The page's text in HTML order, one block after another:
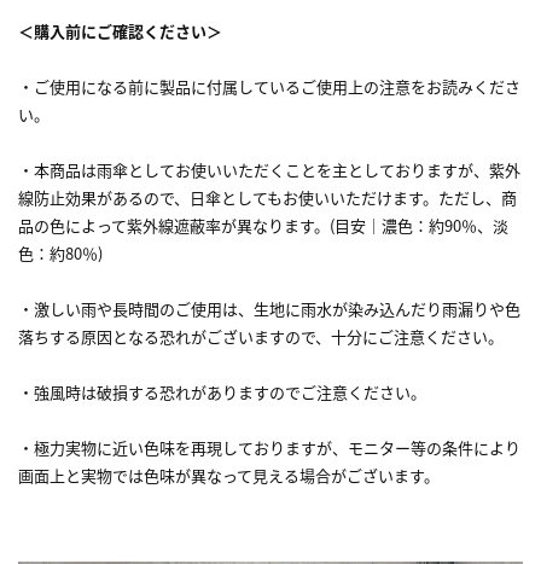
＜購入前にご確認ください＞
・ご使用になる前に製品に付属しているご使用上の注意をお読みくださ
い。
・本商品は雨傘としてお使いいただくことを主としておりますが、紫外
線防止効果があるので、日傘としてもお使いいただけます。ただし、商
品の色によって紫外線遮蔽率が異なります。(目安｜濃色：約90％、淡
色：約80％)
・激しい雨や長時間のご使用は、生地に雨水が染み込んだり雨漏りや色
落ちする原因となる恐れがございますので、十分にご注意ください。
・強風時は破損する恐れがありますのでご注意ください。
・極力実物に近い色味を再現しておりますが、モニター等の条件により
画面上と実物では色味が異なって見える場合がございます。